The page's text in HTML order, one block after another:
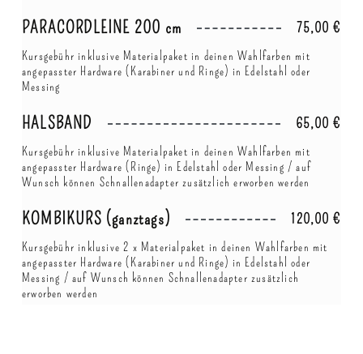
PARACORDLEINE 200 cm 75,00 €
Kursgebühr inklusive Materialpaket in deinen Wahlfarben mit
angepasster Hardware (Karabiner und Ringe) in Edelstahl oder
Messing
HALSBAND 65,00 €
Kursgebühr inklusive Materialpaket in deinen Wahlfarben mit
angepasster Hardware (Ringe) in Edelstahl oder Messing / auf
Wunsch können Schnallenadapter zusätzlich erworben werden
KOMBIKURS (ganztags) 120,00 €
Kursgebühr inklusive 2 x Materialpaket in deinen Wahlfarben mit
angepasster Hardware (Karabiner und Ringe) in Edelstahl oder
Messing / auf Wunsch können Schnallenadapter zusätzlich
erworben werden